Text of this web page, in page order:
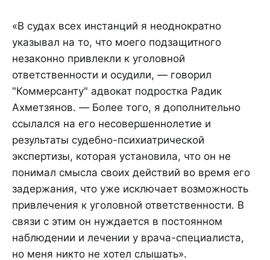
«В судах всех инстанций я неоднократно
указывал на то, что моего подзащитного
незаконно привлекли к уголовной
ответственности и осудили, — говорил
"Коммерсанту" адвокат подростка Радик
Ахметзянов. — Более того, я дополнительно
ссылался на его несовершеннолетие и
результаты судебно-психиатрической
экспертизы, которая установила, что он не
понимал смысла своих действий во время его
задержания, что уже исключает возможность
привлечения к уголовной ответственности. В
связи с этим он нуждается в постоянном
наблюдении и лечении у врача-специалиста,
но меня никто не хотел слышать».